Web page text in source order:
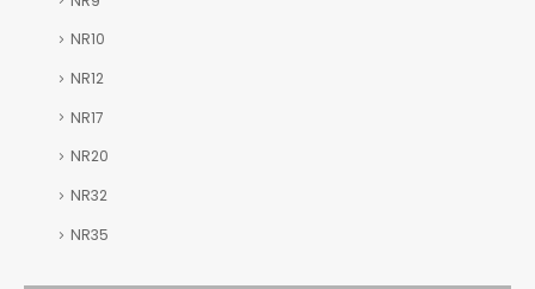
NR10
NR12
NR17
NR20
NR32
NR35